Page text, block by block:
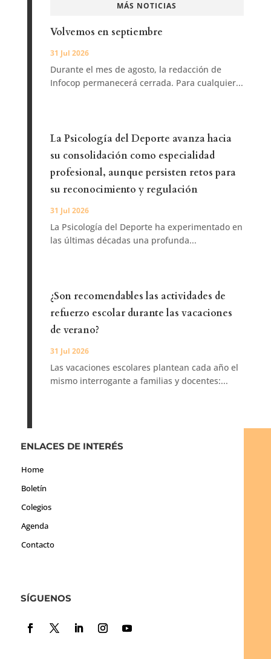
MÁS NOTICIAS
Volvemos en septiembre
31 Jul 2026
Durante el mes de agosto, la redacción de
Infocop permanecerá cerrada. Para cualquier...
La Psicología del Deporte avanza hacia
su consolidación como especialidad
profesional, aunque persisten retos para
su reconocimiento y regulación
31 Jul 2026
La Psicología del Deporte ha experimentado en
las últimas décadas una profunda...
¿Son recomendables las actividades de
refuerzo escolar durante las vacaciones
de verano?
31 Jul 2026
Las vacaciones escolares plantean cada año el
mismo interrogante a familias y docentes:...
ENLACES DE INTERÉS
Home
Boletín
Colegios
Agenda
Contacto
SÍGUENOS